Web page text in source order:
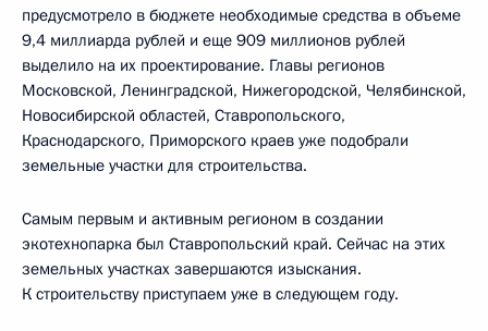
предусмотрело в бюджете необходимые средства в объеме
9,4 миллиарда рублей и еще 909 миллионов рублей
выделило на их проектирование. Главы регионов
Московской, Ленинградской, Нижегородской, Челябинской,
Новосибирской областей, Ставропольского,
Краснодарского, Приморского краев уже подобрали
земельные участки для строительства.
Самым первым и активным регионом в создании
экотехнопарка был Ставропольский край. Сейчас на этих
земельных участках завершаются изыскания.
К строительству приступаем уже в следующем году.